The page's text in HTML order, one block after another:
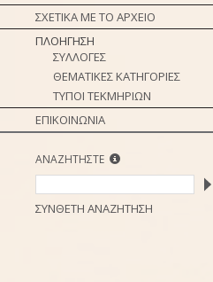
ΣΧΕΤΙΚΑ ΜΕ ΤΟ ΑΡΧΕΙΟ
ΠΛΟΗΓΗΣΗ
ΣΥΛΛΟΓΕΣ
ΘΕΜΑΤΙΚΕΣ ΚΑΤΗΓΟΡΙΕΣ
ΤΥΠΟΙ ΤΕΚΜΗΡΙΩΝ
ΕΠΙΚΟΙΝΩΝΙΑ
ΑΝΑΖΗΤΗΣΤΕ
ΣΥΝΘΕΤΗ ΑΝΑΖΗΤΗΣΗ